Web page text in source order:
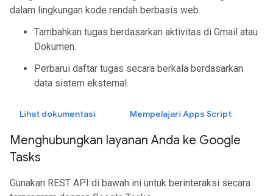
dalam lingkungan kode rendah berbasis web.
Tambahkan tugas berdasarkan aktivitas di Gmail atau
Dokumen.
Perbarui daftar tugas secara berkala berdasarkan
data sistem eksternal.
Lihat dokumentasi Mempelajari Apps Script
Menghubungkan layanan Anda ke Google
Tasks
Gunakan REST API di bawah ini untuk berinteraksi secara